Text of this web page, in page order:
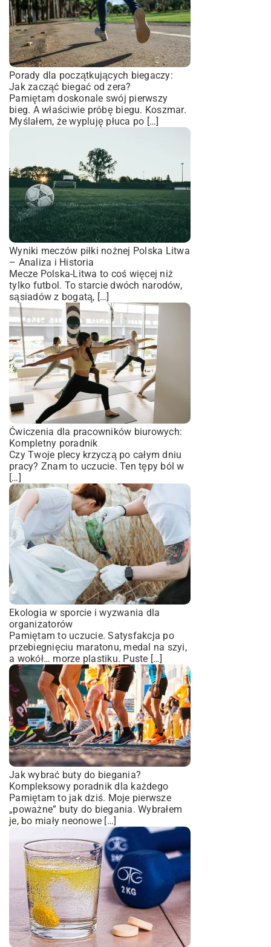
Porady dla początkujących biegaczy:
Jak zacząć biegać od zera?
Pamiętam doskonale swój pierwszy
bieg. A właściwie próbę biegu. Koszmar.
Myślałem, że wypluję płuca po […]
Wyniki meczów piłki nożnej Polska Litwa
– Analiza i Historia
Mecze Polska-Litwa to coś więcej niż
tylko futbol. To starcie dwóch narodów,
sąsiadów z bogatą, […]
Ćwiczenia dla pracowników biurowych:
Kompletny poradnik
Czy Twoje plecy krzyczą po całym dniu
pracy? Znam to uczucie. Ten tępy ból w
[…]
Ekologia w sporcie i wyzwania dla
organizatorów
Pamiętam to uczucie. Satysfakcja po
przebiegnięciu maratonu, medal na szyi,
a wokół… morze plastiku. Puste […]
Jak wybrać buty do biegania?
Kompleksowy poradnik dla każdego
Pamiętam to jak dziś. Moje pierwsze
„poważne” buty do biegania. Wybrałem
je, bo miały neonowe […]